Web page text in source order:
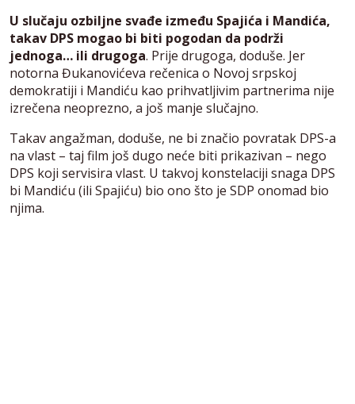
U slučaju ozbiljne svađe između Spajića i Mandića,
takav DPS mogao bi biti pogodan da podrži
jednoga… ili drugoga. Prije drugoga, doduše. Jer
notorna Đukanovićeva rečenica o Novoj srpskoj
demokratiji i Mandiću kao prihvatljivim partnerima nije
izrečena neoprezno, a još manje slučajno.
Takav angažman, doduše, ne bi značio povratak DPS-a
na vlast – taj film još dugo neće biti prikazivan – nego
DPS koji servisira vlast. U takvoj konstelaciji snaga DPS
bi Mandiću (ili Spajiću) bio ono što je SDP onomad bio
njima.